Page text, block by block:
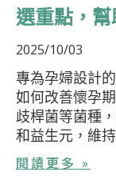
選重點，幫
2025/10/03
專為孕婦設計
如何改善懷孕
歧桿菌等菌種
和益生元，維
閱讀更多 »